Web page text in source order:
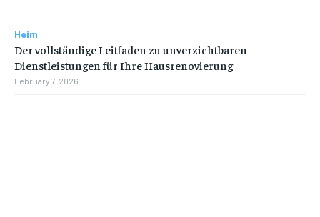
Heim
Der vollständige Leitfaden zu unverzichtbaren
Dienstleistungen für Ihre Hausrenovierung
February 7, 2026